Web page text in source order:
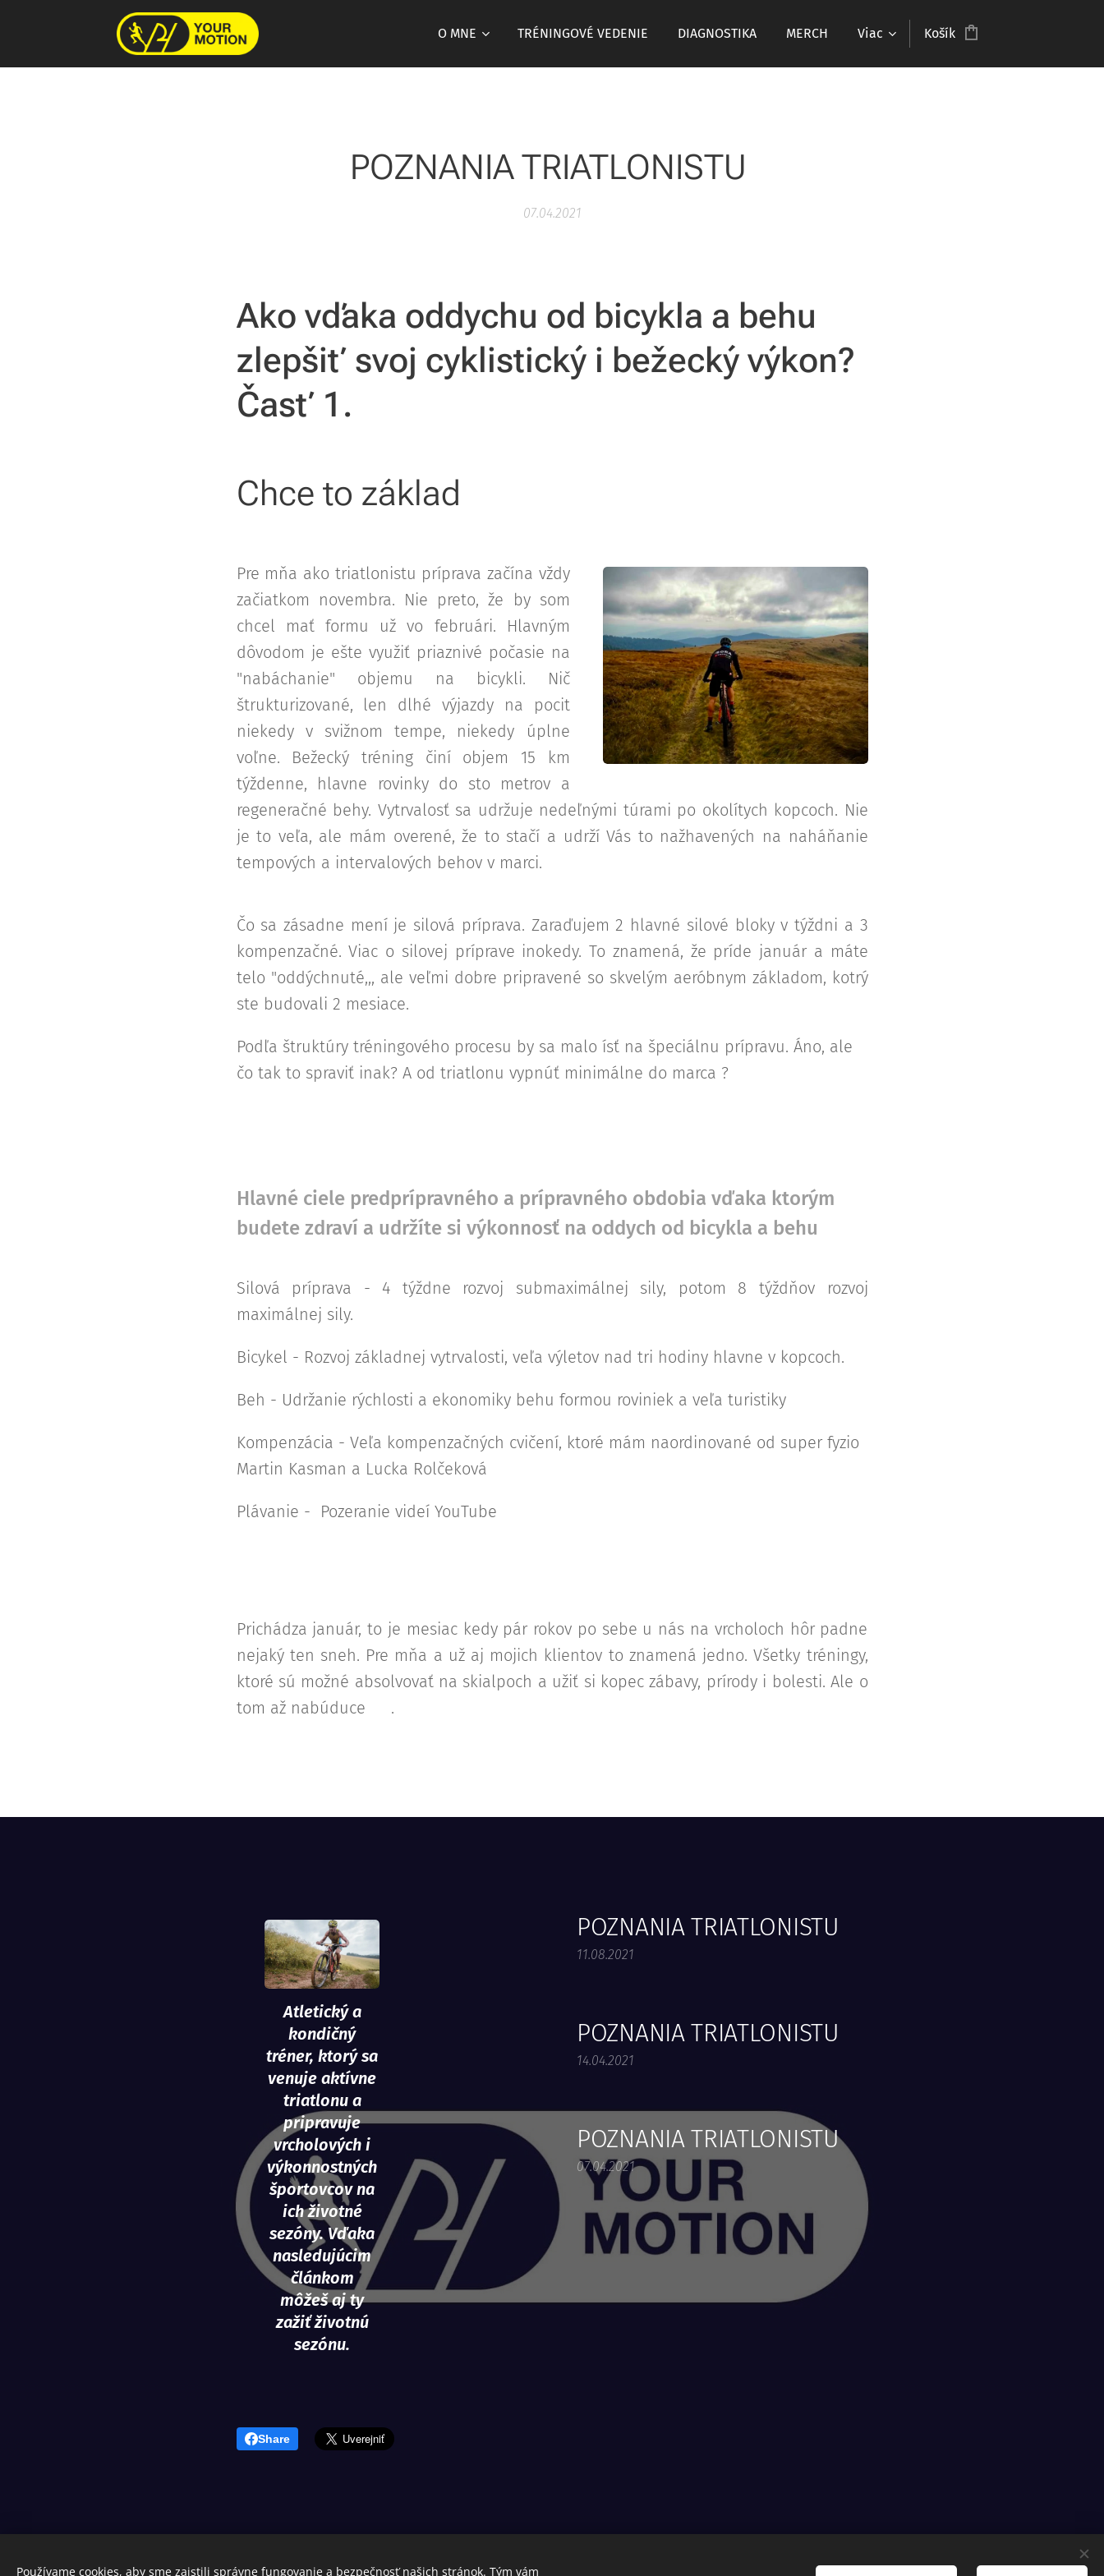
O MNE TRÉNINGOVÉ VEDENIE DIAGNOSTIKA MERCH Viac Košík
POZNANIA TRIATLONISTU
07.04.2021
Ako vďaka oddychu od bicykla a behu
zlepšiť svoj cyklistický i bežecký výkon?
Časť 1.
Chce to základ
Pre mňa ako triatlonistu príprava začína vždy
začiatkom novembra. Nie preto, že by som
chcel mať formu už vo februári. Hlavným
dôvodom je ešte využiť priaznivé počasie na
"nabáchanie" objemu na bicykli. Nič
štrukturizované, len dlhé výjazdy na pocit
niekedy v svižnom tempe, niekedy úplne
voľne. Bežecký tréning činí objem 15 km
týždenne, hlavne rovinky do sto metrov a
regeneračné behy. Vytrvalosť sa udržuje nedeľnými túrami po okolítych kopcoch. Nie
je to veľa, ale mám overené, že to stačí a udrží Vás to nažhavených na naháňanie
tempových a intervalových behov v marci.
Čo sa zásadne mení je silová príprava. Zaraďujem 2 hlavné silové bloky v týždni a 3
kompenzačné. Viac o silovej príprave inokedy. To znamená, že príde január a máte
telo "oddýchnuté,,, ale veľmi dobre pripravené so skvelým aeróbnym základom, kotrý
ste budovali 2 mesiace.
Podľa štruktúry tréningového procesu by sa malo ísť na špeciálnu prípravu. Áno, ale
čo tak to spraviť inak? A od triatlonu vypnúť minimálne do marca ?
Hlavné ciele predprípravného a prípravného obdobia vďaka ktorým
budete zdraví a udržíte si výkonnosť na oddych od bicykla a behu
Silová príprava - 4 týždne rozvoj submaximálnej sily, potom 8 týždňov rozvoj
maximálnej sily.
Bicykel - Rozvoj základnej vytrvalosti, veľa výletov nad tri hodiny hlavne v kopcoch.
Beh - Udržanie rýchlosti a ekonomiky behu formou roviniek a veľa turistiky
Kompenzácia - Veľa kompenzačných cvičení, ktoré mám naordinované od super fyzio
Martin Kasman a Lucka Rolčeková
Plávanie - Pozeranie videí YouTube
Prichádza január, to je mesiac kedy pár rokov po sebe u nás na vrcholoch hôr padne
nejaký ten sneh. Pre mňa a už aj mojich klientov to znamená jedno. Všetky tréningy,
ktoré sú možné absolvovať na skialpoch a užiť si kopec zábavy, prírody i bolesti. Ale o
tom až nabúduce 😏.
Atletický a
kondičný
tréner, ktorý sa
venuje aktívne
triatlonu a
pripravuje
vrcholových i
výkonnostných
športovcov na
ich životné
sezóny. Vďaka
nasledujúcim
článkom
môžeš aj ty
zažiť životnú
sezónu.
POZNANIA TRIATLONISTU
11.08.2021
POZNANIA TRIATLONISTU
14.04.2021
POZNANIA TRIATLONISTU
07.04.2021
Share
Používame cookies, aby sme zaistili správne fungovanie a bezpečnosť našich stránok. Tým vám